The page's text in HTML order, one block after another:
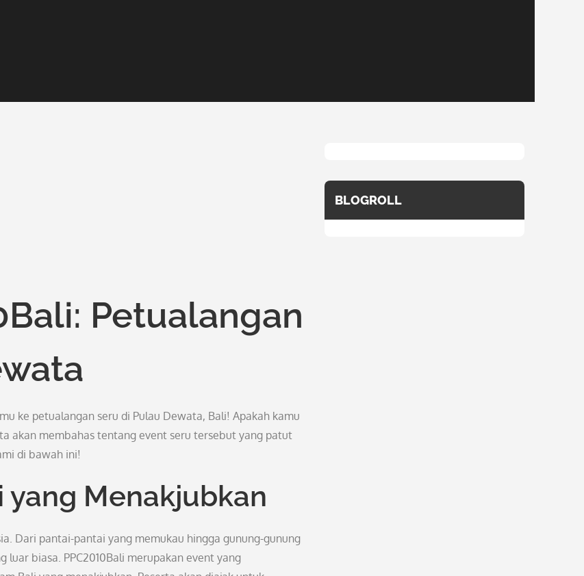
Petualangan
ke petualangan seru di Pulau Dewata, Bali! Apakah kamu
akan membahas tentang event seru tersebut yang patut
di bawah ini!
yang Menakjubkan
Dari pantai-pantai yang memukau hingga gunung-gunung
biasa. PPC2010Bali merupakan event yang
BLOGROLL